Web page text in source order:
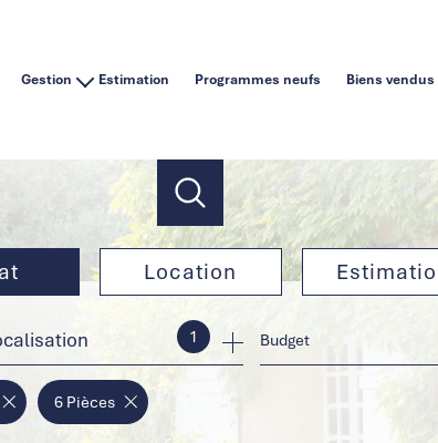
Gestion Estimation Programmes neufs Biens vendus
pro
Location
à l'année
1 Budget
6 Pièces